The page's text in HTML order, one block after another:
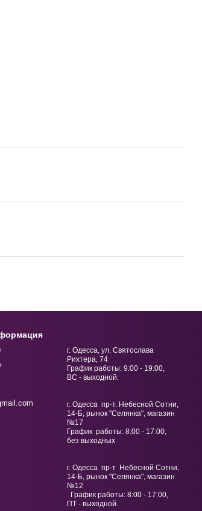
г. Одесса, ул. Святослава
Рихтера, 74
График работы: 9:00 - 19:00,
ВС - выходной.
г. Одесса пр-т. Небесной Сотни,
14-Б, рынок "Селянка", магазин
№17
График работы: 8:00 - 17:00,
без выходных
г. Одесса пр-т Небесной Сотни,
14-Б, рынок "Селянка", магазин
№12
График работы: 8:00 - 17:00,
ПТ - выходной.